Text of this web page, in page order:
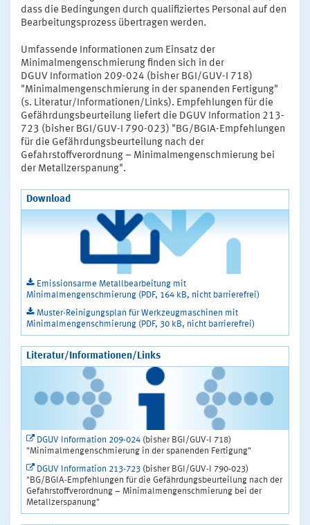
dass die Bedingungen durch qualifiziertes Personal auf den
Bearbeitungsprozess übertragen werden.
Umfassende Informationen zum Einsatz der
Minimalmengenschmierung finden sich in der
DGUV Information 209-024 (bisher BGI/GUV-I 718)
"Minimalmengenschmierung in der spanenden Fertigung"
(s. Literatur/Informationen/Links). Empfehlungen für die
Gefährdungsbeurteilung liefert die DGUV Information 213-
723 (bisher BGI/GUV-I 790-023) "BG/BGIA-Empfehlungen
für die Gefährdungsbeurteilung nach der
Gefahrstoffverordnung – Minimalmengenschmierung bei
der Metallzerspanung".
Download
Emissionsarme Metallbearbeitung mit
Minimalmengenschmierung (PDF, 164 kB, nicht barrierefrei)
Muster-Reinigungsplan für Werkzeugmaschinen mit
Minimalmengenschmierung (PDF, 30 kB, nicht barrierefrei)
Literatur/Informationen/Links
DGUV Information 209-024 (bisher BGI/GUV-I 718)
"Minimalmengenschmierung in der spanenden Fertigung"
DGUV Information 213-723 (bisher BGI/GUV-I 790-023)
"BG/BGIA-Empfehlungen für die Gefährdungsbeurteilung nach der
Gefahrstoffverordnung – Minimalmengenschmierung bei der
Metallzerspanung"